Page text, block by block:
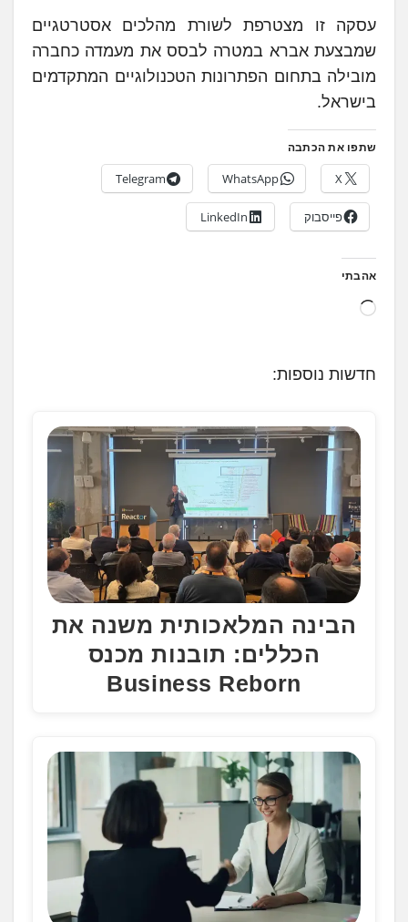
עסקה זו מצטרפת לשורת מהלכים אסטרטגיים
שמבצעת אברא במטרה לבסס את מעמדה כחברה
מובילה בתחום הפתרונות הטכנולוגיים המתקדמים
בישראל.
שתפו את הכתבה
X
WhatsApp
Telegram
פייסבוק LinkedIn
אהבתי
ט
.
.
חדשות נוספות:
הבינה המלאכותית משנה את
הכללים: תובנות מכנס
Business Reborn